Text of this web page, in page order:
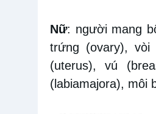
Nữ: người mang
trứng (ovary), vòi
(uterus), vú
(labiamajora), môi